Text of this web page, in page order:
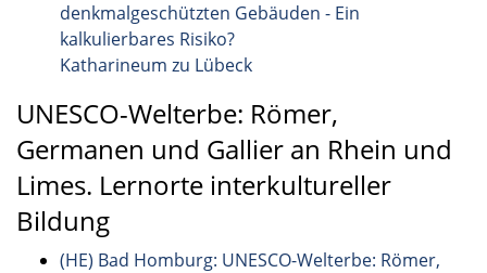
denkmalgeschützten Gebäuden - Ein
kalkulierbares Risiko?
Katharineum zu Lübeck
UNESCO-Welterbe: Römer,
Germanen und Gallier an Rhein und
Limes. Lernorte interkultureller
Bildung
(HE) Bad Homburg: UNESCO-Welterbe: Römer,